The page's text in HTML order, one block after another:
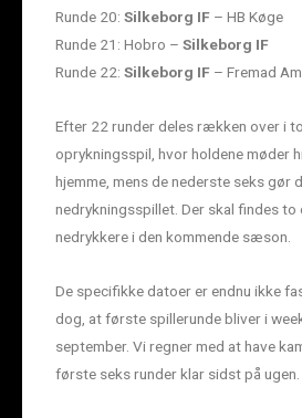
Runde 20: Silkeborg IF – HB Køge
Runde 21: Hobro – Silkeborg IF
Runde 22: Silkeborg IF – Fremad
Efter 22 runder deles rækken over i
oprykningsspil, hvor holdene møder
hjemme, mens de nederste seks gør
nedrykningsspillet. Der skal findes
nedrykkere i den kommende sæson.
De specifikke datoer er endnu ikke
dog, at første spillerunde bliver i
september. Vi regner med at have
første seks runder klar sidst på ugen.